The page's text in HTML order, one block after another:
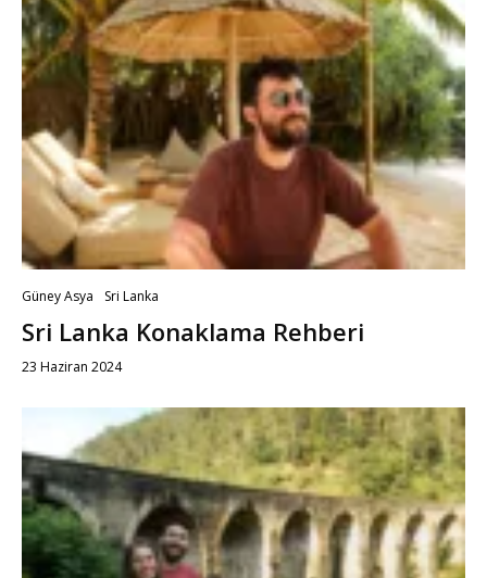
Güney Asya Sri Lanka
Sri Lanka Konaklama Rehberi
23 Haziran 2024